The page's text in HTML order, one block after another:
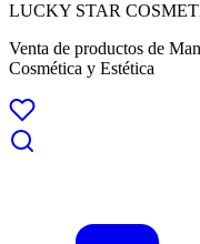
LUCKY STAR
Venta de productos de
Cosmética y Estética